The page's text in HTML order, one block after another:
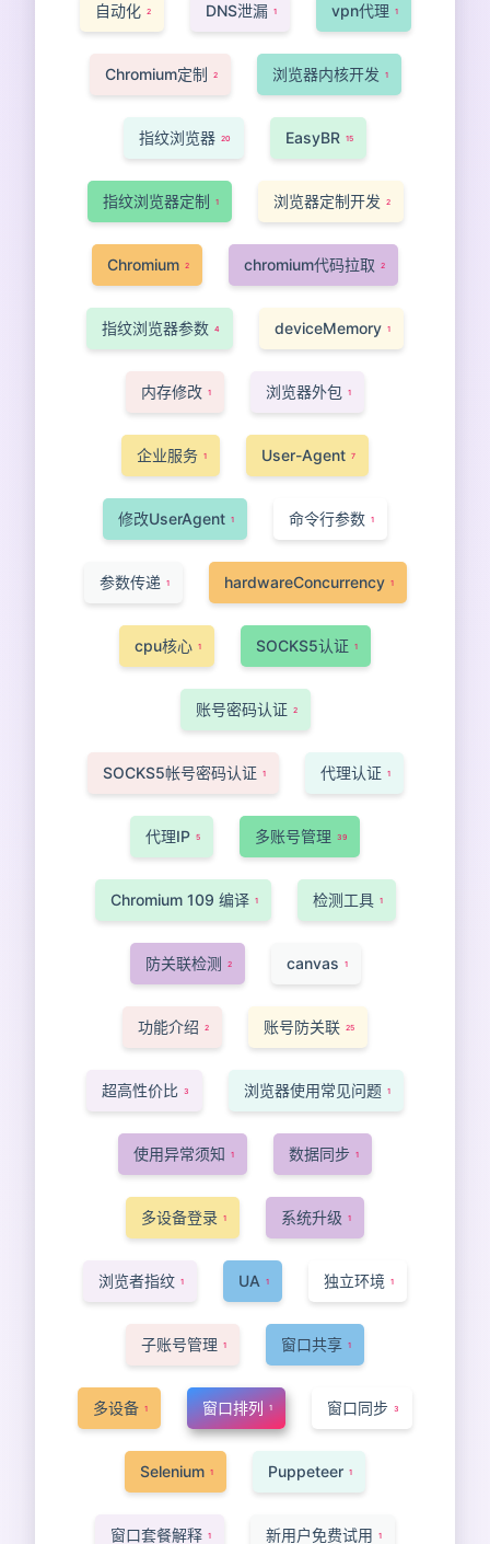
自动化 2 DNS泄漏 1 vpn代理 1
Chromium定制 2 浏览器内核开发 1
指纹浏览器 20 EasyBR 15
指纹浏览器定制 1 浏览器定制开发 2
Chromium 2 chromium代码拉取 2
指纹浏览器参数 4 deviceMemory 1
内存修改 1 浏览器外包 1
企业服务 1 User-Agent 7
修改UserAgent 1 命令行参数 1
参数传递 1 hardwareConcurrency 1
cpu核心 1 SOCKS5认证 1
账号密码认证 2
SOCKS5帐号密码认证 1 代理认证 1
代理IP 5 多账号管理 39
Chromium 109 编译 1 检测工具 1
防关联检测 2 canvas 1
功能介绍 2 账号防关联 25
超高性价比 3 浏览器使用常见问题 1
使用异常须知 1 数据同步 1
多设备登录 1 系统升级 1
浏览者指纹 1 UA 1 独立环境 1
子账号管理 1 窗口共享 1
多设备 1 窗口排列 1 窗口同步 3
Selenium 1 Puppeteer 1
窗口套餐解释 1 新用户免费试用 1